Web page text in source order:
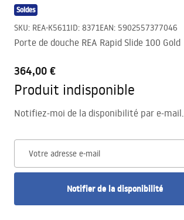
Soldes
SKU: REA-K5611ID: 8371EAN: 5902557377046
Porte de douche REA Rapid Slide 100 Gold
364,00 €
Produit indisponible
Notifiez-moi de la disponibilité par e-mail.
Votre adresse e-mail
Notifier de la disponibilité